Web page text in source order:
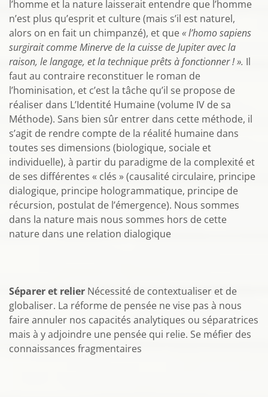
l’homme et la nature laisserait entendre que l’homme
n’est plus qu’esprit et culture (mais s’il est naturel,
alors on en fait un chimpanzé), et que« l’homo sapiens
surgirait comme Minerve de la cuisse de Jupiter avec la
raison, le langage, et la technique prêts à fonctionner ! ». Il
faut au contraire reconstituer le roman de
l’hominisation, et c’est la tâche qu’il se propose de
réaliser dans L’Identité Humaine (volume IV de sa
Méthode). Sans bien sûr entrer dans cette méthode, il
s’agit de rendre compte de la réalité humaine dans
toutes ses dimensions (biologique, sociale et
individuelle), à partir du paradigme de la complexité et
de ses différentes « clés » (causalité circulaire, principe
dialogique, principe hologrammatique, principe de
récursion, postulat de l’émergence). Nous sommes
dans la nature mais nous sommes hors de cette
nature dans une relation dialogique
Séparer et relier Nécessité de contextualiser et de
globaliser. La réforme de pensée ne vise pas à nous
faire annuler nos capacités analytiques ou séparatrices
mais à y adjoindre une pensée qui relie. Se méfier des
connaissances fragmentaires